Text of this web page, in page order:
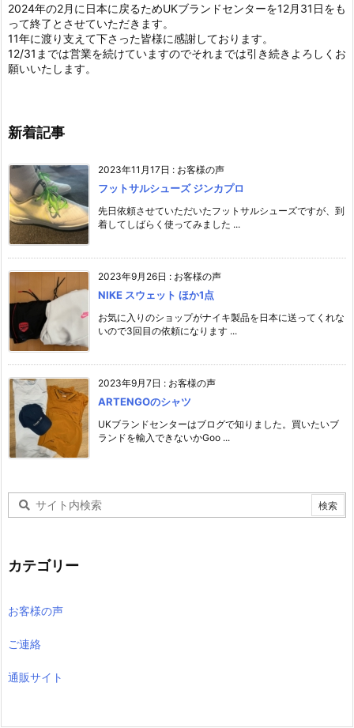
2024年の2月に日本に戻るためUKブランドセンターを12月31日をも
って終了とさせていただきます。
11年に渡り支えて下さった皆様に感謝しております。
12/31までは営業を続けていますのでそれまでは引き続きよろしくお
願いいたします。
新着記事
2023年11月17日 : お客様の声
フットサルシューズ ジンカプロ
先日依頼させていただいたフットサルシューズですが、到
着してしばらく使ってみました ...
2023年9月26日 : お客様の声
NIKE スウェット ほか1点
お気に入りのショップがナイキ製品を日本に送ってくれな
いので3回目の依頼になります ...
2023年9月7日 : お客様の声
ARTENGOのシャツ
UKブランドセンターはブログで知りました。買いたいブ
ランドを輸入できないかGoo ...
カテゴリー
お客様の声
ご連絡
通販サイト